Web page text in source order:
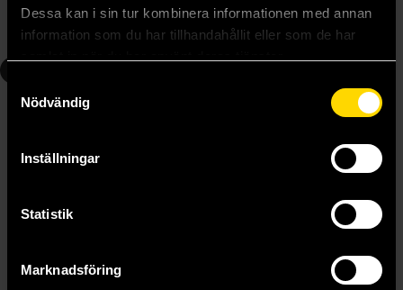
Dessa kan i sin tur kombinera informationen med annan
information som du har tillhandahållit eller som de har
Samtyckesval
Nödvändig
Inställningar
Statistik
Marknadsföring
Beställ Beställ